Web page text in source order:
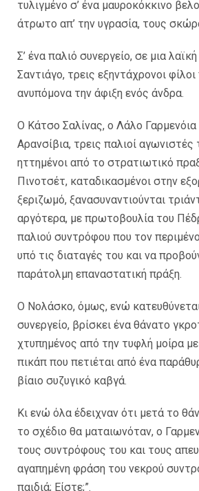
τυλιγμένο σ’ ένα μαυροκόκκινο
άτρωτο απ’ την υγρασία, τους
Σ’ ένα παλιό συνεργείο, σε μια
Σαντιάγο, τρεις εξηντάχρονοι
ανυπόμονα την άφιξη ενός άνδρα.
Ο Κάτσο Σαλίνας, ο Λάλο
Αρανσίβια, τρεις παλιοί
ηττημένοι από το στρατιωτικό
Πινοτσέτ, καταδικασμένοι στην
ξεριζωμό, ξανασυναντιούνται
αργότερα, με πρωτοβουλία του
παλιού συντρόφου που τον
υπό τις διαταγές του και να
παράτολμη επαναστατική πράξη.
Ο Νολάσκο, όμως, ενώ
συνεργείο, βρίσκει ένα θάνατο
χτυπημένος από την τυφλή μοίρα
πικάπ που πετιέται από ένα
βίαιο συζυγικό καβγά.
Κι ενώ όλα έδειχναν ότι μετά το
το σχέδιο θα ματαιωνόταν, ο
τους συντρόφους του και τους
αγαπημένη φράση του νεκρού
παιδιά; Είστε;”.